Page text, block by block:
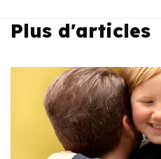
Plus d'articles